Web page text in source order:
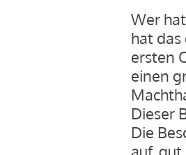
Wer
hat das
ersten
einen
Dieser
Die
auf,